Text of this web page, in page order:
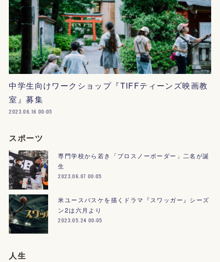
中学生向けワークショップ『TIFFティーンズ映画教
室』募集
2023.06.16 00:05
スポーツ
専門学校から若き「プロスノーボーダー」二名が誕
生
2023.06.07 00:05
米ユースバスケを描くドラマ『スワッガー』シーズ
ン2は六月より
2023.05.24 00:05
人生